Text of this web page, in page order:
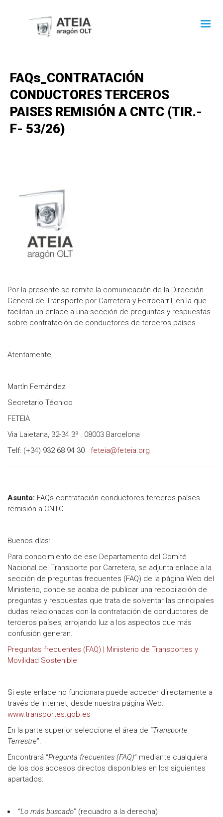
FAQs_CONTRATACIÓN
CONDUCTORES TERCEROS
PAISES REMISIÓN A CNTC (TIR.-
F- 53/26)
Por la presente se remite la comunicación de la Dirección
General de Transporte por Carretera y Ferrocarril, en la que
facilitan un enlace a una sección de preguntas y respuestas
sobre contratación de conductores de terceros países.
Atentamente,
Martín Fernández
Secretario Técnico
FETEIA
Via Laietana, 32-34 3ª 08003 Barcelona
Telf: (+34) 932 68 94 30 feteia@feteia.org
Asunto: FAQs contratación conductores terceros países-
remisión a CNTC
Buenos días:
Para conocimiento de ese Departamento del Comité
Nacional del Transporte por Carretera, se adjunta enlace a la
sección de preguntas frecuentes (FAQ) de la página Web del
Ministerio, donde se acaba de publicar una recopilación de
preguntas y respuestas que trata de solventar las principales
dudas relacionadas con la contratación de conductores de
terceros países, arrojando luz a los aspectos que más
confusión generan.
Preguntas frecuentes (FAQ) | Ministerio de Transportes y
Movilidad Sostenible
Si este enlace no funcionara puede acceder directamente a
través de Internet, desde nuestra página Web:
www.transportes.gob.es
En la parte superior seleccione el área de “Transporte
Terrestre”.
Encontrará “Pregunta frecuentes (FAQ)” mediante cualquiera
de los dos accesos directos disponibles en los siguientes
apartados:
“Lo más buscado” (recuadro a la derecha)